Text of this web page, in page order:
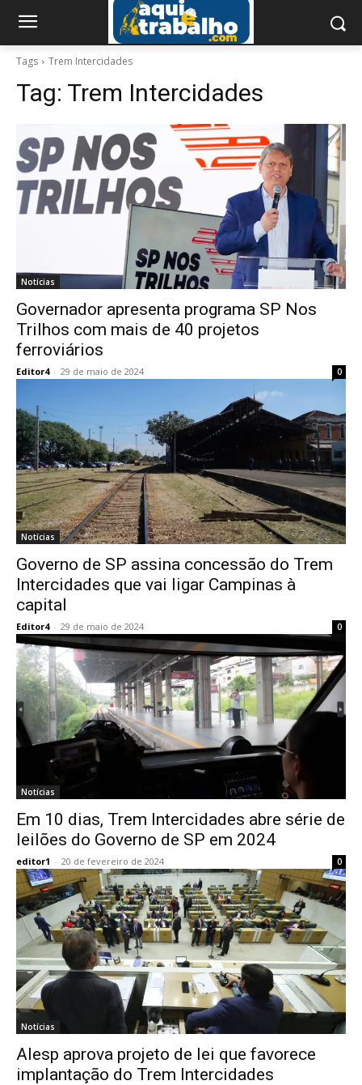
Tags Trem Intercidades
Tag: Trem Intercidades
Notícias
Governador apresenta programa SP Nos
Trilhos com mais de 40 projetos
ferroviários
Editor4 - 29 de maio de 2024 0
Notícias
Governo de SP assina concessão do Trem
Intercidades que vai ligar Campinas à
capital
Editor4 - 29 de maio de 2024 0
Notícias
Em 10 dias, Trem Intercidades abre série de
leilões do Governo de SP em 2024
editor1 - 20 de fevereiro de 2024 0
Notícias
Alesp aprova projeto de lei que favorece
implantação do Trem Intercidades